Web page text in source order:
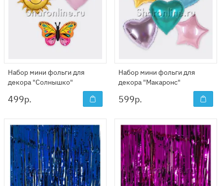
Набор мини фольги для
декора "Солнышко"
499р.
Набор мини фольги для
декора "Макаронс"
599р.